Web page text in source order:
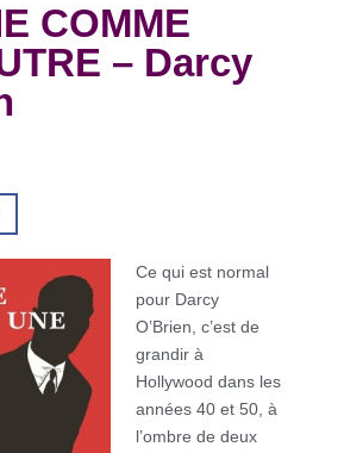
COMME
– Darcy
Ce qui est normal
pour Darcy
O’Brien, c’est de
grandir à
Hollywood dans les
années 40 et 50, à
l’ombre de deux